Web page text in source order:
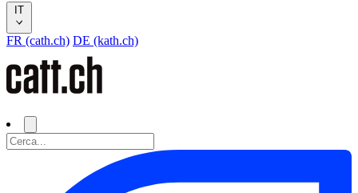
IT
FR (cath.ch) DE (kath.ch)